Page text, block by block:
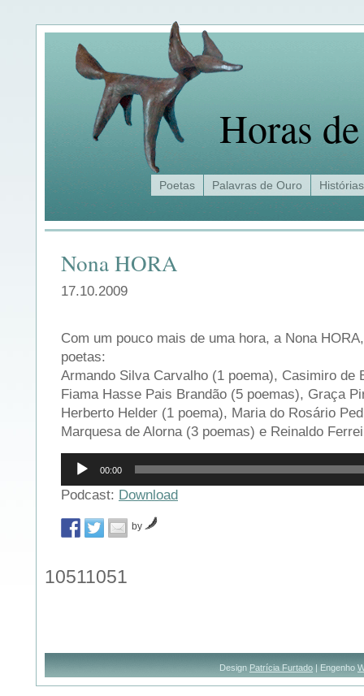
Horas
Poetas Palavras de Ouro Histórias
Nona HORA
17.10.2009
Com um pouco mais de uma hora, a Nona
poetas:
Armando Silva Carvalho (1 poema), Casimiro de
Fiama Hasse Pais Brandão (5 poemas), Graça
Herberto Helder (1 poema), Maria do Rosário
Marquesa de Alorna (3 poemas) e Reinaldo
Reprodutor
áudio
00:00
Podcast: Download
by
10511051
Design Patrícia Furtado | Engenho